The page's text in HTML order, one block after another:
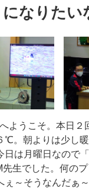
なりたい
ようこそ。本日２
℃。朝よりは少し
は月曜日なので
先生でした。何の
ぇ～そうなんだぁ